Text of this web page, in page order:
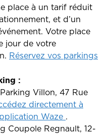
place à un tarif réduit
et d’un
Votre place
jour de votre
Réservez vos parkings
:
Villon, 47 Rue
directement à
Waze .
Coupole Regnault, 12-